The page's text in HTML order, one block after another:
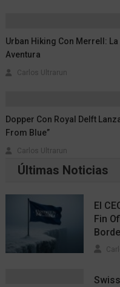
Urban Hiking Con Merrell:
Aventura
Carlos Ultrarun
Dopper Con Royal Delft
From Blue”
Carlos Ultrarun
Últimas Noticias
El
Fin